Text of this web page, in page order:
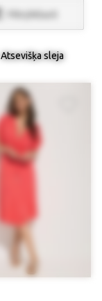
Filtri/Atlasīt
Atsevišķa sleja